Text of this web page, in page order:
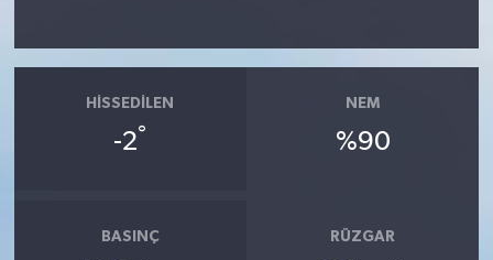
HISSEDILEN
-2°
NEM
%90
BASINÇ RÜZGAR